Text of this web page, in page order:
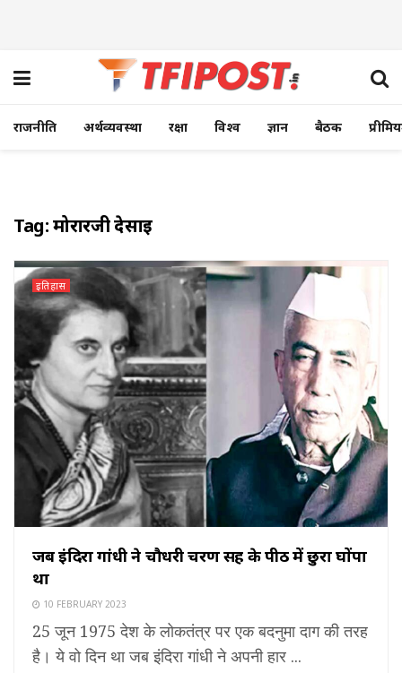
राजनीति अर्थव्यवस्था रक्षा विश्व ज्ञान बैठक
Tag:मोरारजी देसाई
इतिहास
जब इंदिरा गांधी ने चौधरी चरण सिंह के पीठ में छुरा घोंपा
था
10 FEBRUARY 2023
25 जून 1975 देश के लोकतंत्र पर एक बदनुमा दाग की तरह
है। ये वो दिन था जब इंदिरा गांधी ने अपनी हार ...